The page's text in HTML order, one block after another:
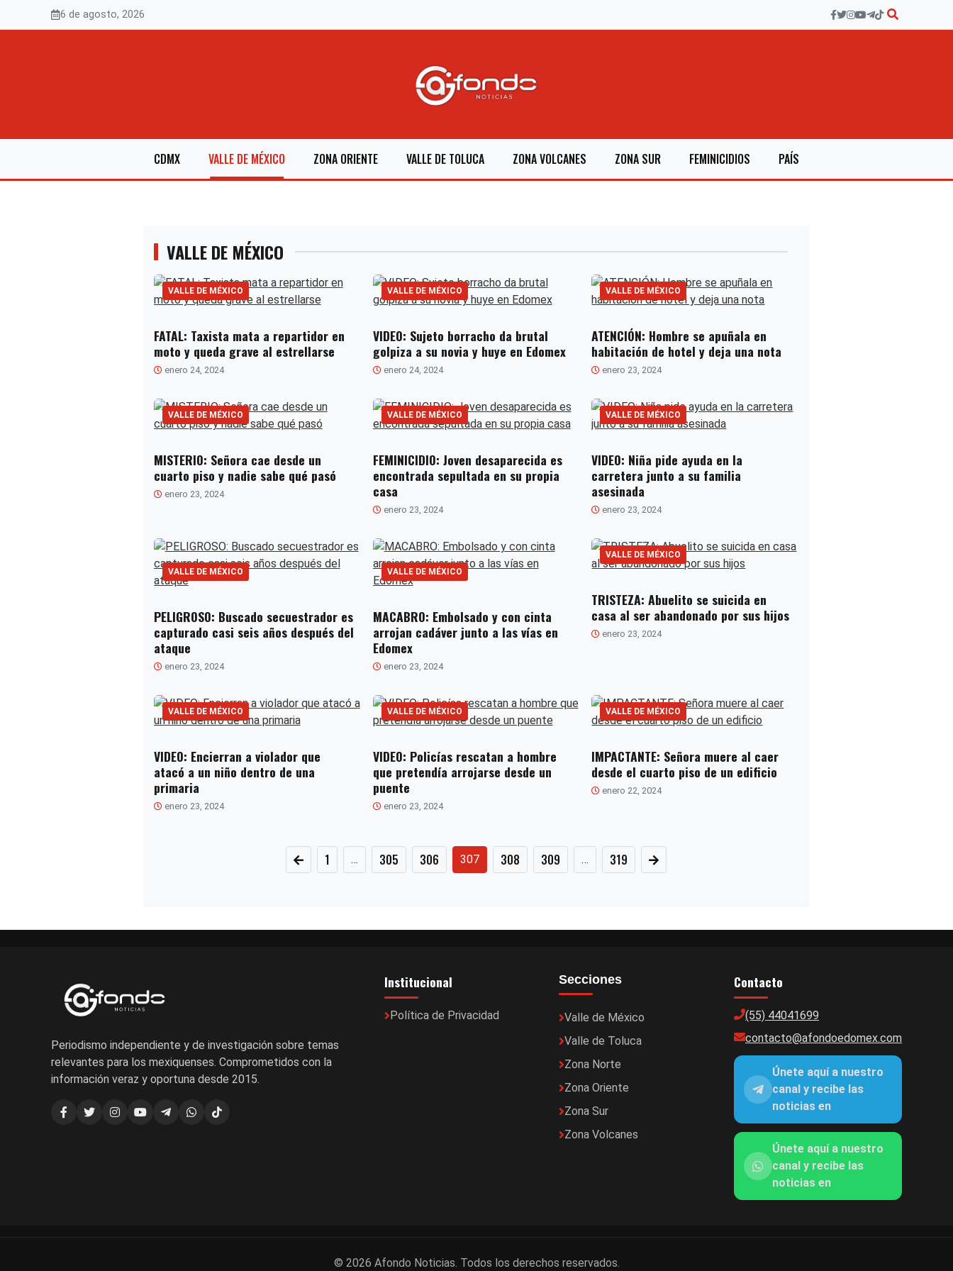
6 de agosto, 2026
CDMX VALLE DE MÉXICO ZONA ORIENTE VALLE DE TOLUCA ZONA VOLCANES ZONA SUR FEMINICIDIOS PAÍS
VALLE DE MÉXICO
VALLE DE MÉXICO
FATAL: Taxista mata a repartidor en
moto y queda grave al estrellarse
enero 24, 2024
VALLE DE MÉXICO
VIDEO: Sujeto borracho da brutal
golpiza a su novia y huye en Edomex
enero 24, 2024
VALLE DE MÉXICO
ATENCIÓN: Hombre se apuñala en
habitación de hotel y deja una nota
enero 23, 2024
VALLE DE MÉXICO
MISTERIO: Señora cae desde un
cuarto piso y nadie sabe qué pasó
enero 23, 2024
VALLE DE MÉXICO
FEMINICIDIO: Joven desaparecida es
encontrada sepultada en su propia
casa
enero 23, 2024
VALLE DE MÉXICO
VIDEO: Niña pide ayuda en la
carretera junto a su familia
asesinada
enero 23, 2024
VALLE DE MÉXICO
PELIGROSO: Buscado secuestrador es
capturado casi seis años después del
ataque
enero 23, 2024
VALLE DE MÉXICO
MACABRO: Embolsado y con cinta
arrojan cadáver junto a las vías en
Edomex
enero 23, 2024
VALLE DE MÉXICO
TRISTEZA: Abuelito se suicida en
casa al ser abandonado por sus hijos
enero 23, 2024
VALLE DE MÉXICO
VIDEO: Encierran a violador que
atacó a un niño dentro de una
primaria
enero 23, 2024
VALLE DE MÉXICO
VIDEO: Policías rescatan a hombre
que pretendía arrojarse desde un
puente
enero 23, 2024
VALLE DE MÉXICO
IMPACTANTE: Señora muere al caer
desde el cuarto piso de un edificio
enero 22, 2024
Paginación
1 … 305 306 307 308 309 … 319
Periodismo independiente y de investigación sobre temas
relevantes para los mexiquenses. Comprometidos con la
información veraz y oportuna desde 2015.
Institucional
Política de Privacidad
Secciones
Valle de México
Valle de Toluca
Zona Norte
Zona Oriente
Zona Sur
Zona Volcanes
Contacto
(55) 44041699
contacto@afondoedomex.com
Únete aquí a nuestro
canal y recibe las
noticias en
Únete aquí a nuestro
canal y recibe las
noticias en
© 2026 Afondo Noticias. Todos los derechos reservados.